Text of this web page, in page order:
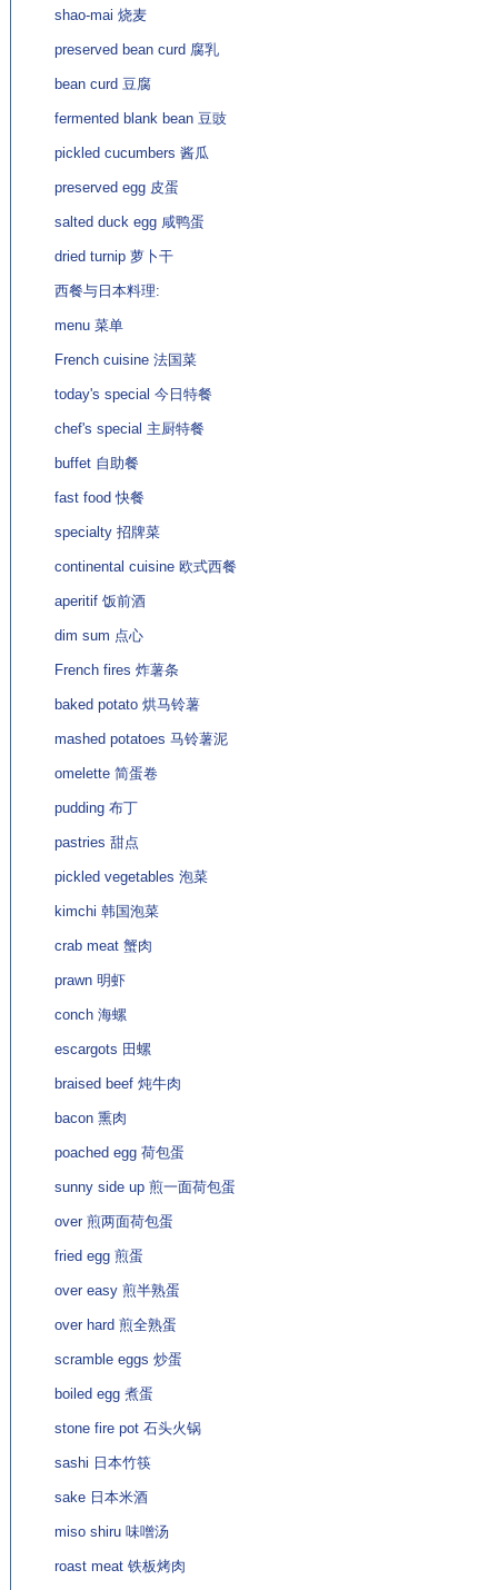
shao-mai 烧麦
preserved bean curd 腐乳
bean curd 豆腐
fermented blank bean 豆豉
pickled cucumbers 酱瓜
preserved egg 皮蛋
salted duck egg 咸鸭蛋
dried turnip 萝卜干
西餐与日本料理:
menu 菜单
French cuisine 法国菜
today's special 今日特餐
chef's special 主厨特餐
buffet 自助餐
fast food 快餐
specialty 招牌菜
continental cuisine 欧式西餐
aperitif 饭前酒
dim sum 点心
French fires 炸薯条
baked potato 烘马铃薯
mashed potatoes 马铃薯泥
omelette 简蛋卷
pudding 布丁
pastries 甜点
pickled vegetables 泡菜
kimchi 韩国泡菜
crab meat 蟹肉
prawn 明虾
conch 海螺
escargots 田螺
braised beef 炖牛肉
bacon 熏肉
poached egg 荷包蛋
sunny side up 煎一面荷包蛋
over 煎两面荷包蛋
fried egg 煎蛋
over easy 煎半熟蛋
over hard 煎全熟蛋
scramble eggs 炒蛋
boiled egg 煮蛋
stone fire pot 石头火锅
sashi 日本竹筷
sake 日本米酒
miso shiru 味噌汤
roast meat 铁板烤肉